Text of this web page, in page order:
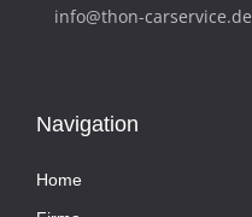
info@thon-carservice.de
Navigation
Home